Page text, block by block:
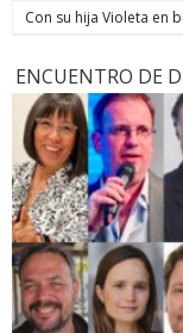
Con su hija Violeta en
ENCUENTRO DE